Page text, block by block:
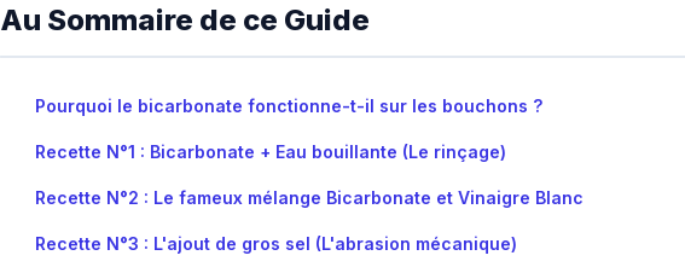
Au Sommaire de ce Guide
Pourquoi le bicarbonate fonctionne-t-il sur les bouchons ?
Recette N°1 : Bicarbonate + Eau bouillante (Le rinçage)
Recette N°2 : Le fameux mélange Bicarbonate et Vinaigre Blanc
Recette N°3 : L'ajout de gros sel (L'abrasion mécanique)